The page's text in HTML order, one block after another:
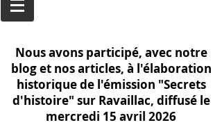
Nous avons participé, avec notre
blog et nos articles, à l'élaboration
historique de l'émission "Secrets
d'histoire" sur Ravaillac, diffusé le
mercredi 15 avril 2026